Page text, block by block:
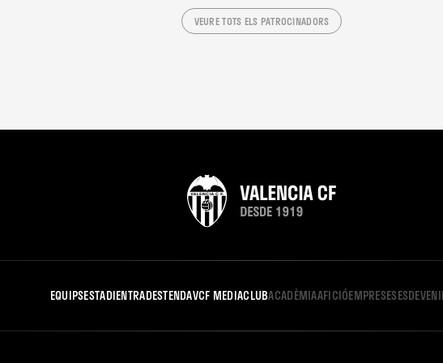
VEURE TOTS ELS PATROCINADORS
EQUIPSESTADIENTRADESTENDAVCF MEDIACLUBACADÈMIAAFICIÓEMPRESES